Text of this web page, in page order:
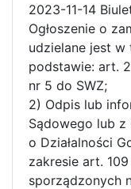
2023-11-14
Ogłoszenie o
udzielane jest
podstawie: art.
nr 5 do SWZ;
2) Odpis lub
Sądowego lub z
o Działalności
zakresie art.
sporządzonych